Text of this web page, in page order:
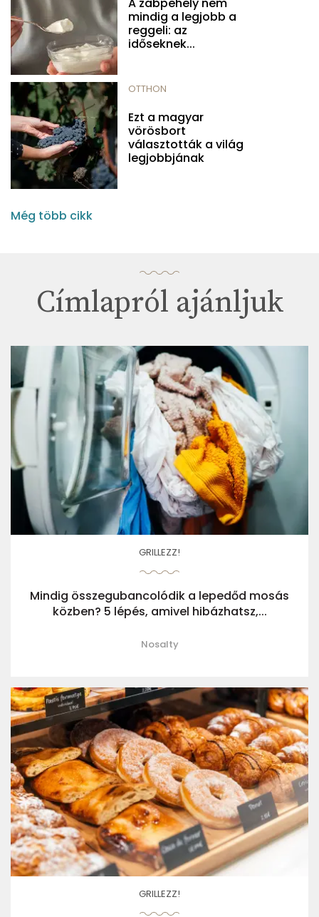
A zabpehely nem
mindig a legjobb a
reggeli: az
időseknek...
OTTHON
Ezt a magyar
vörösbort
választották a világ
legjobbjának
Még több cikk
Címlapról ajánljuk
GRILLEZZ!
Mindig összegubancolódik a lepedőd mosás
közben? 5 lépés, amivel hibázhatsz,...
Nosalty
GRILLEZZ!